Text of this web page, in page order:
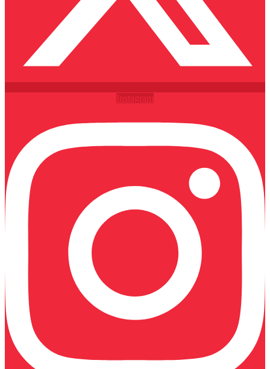
Instagram